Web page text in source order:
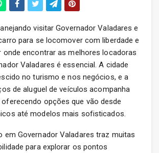
visitar Governador Valadares e
para se locomover com liberdade e
encontrar as melhores locadoras
Valadares é essencial. A cidade
no turismo e nos negócios, e a
de aluguel de veículos acompanha
opções que vão desde
até modelos mais sofisticados.
em Governador Valadares traz muitas
para explorar os pontos